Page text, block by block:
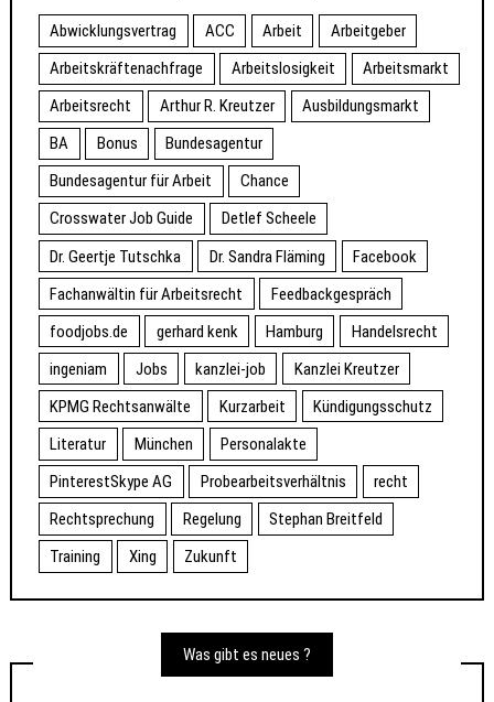
Abwicklungsvertrag ACC Arbeit
Arbeitgeber
Arbeitskräftenachfrage
Arbeitslosigkeit
Arbeitsmarkt
Arbeitsrecht
Arthur R. Kreutzer
Ausbildungsmarkt
BA
Bonus
Bundesagentur
Bundesagentur für Arbeit
Chance
Crosswater Job Guide
Detlef Scheele
Dr. Geertje Tutschka
Dr. Sandra Fläming
Facebook
Fachanwältin für Arbeitsrecht
Feedbackgespräch
foodjobs.de
gerhard kenk Hamburg
Handelsrecht
ingeniam
Jobs kanzlei-job
Kanzlei Kreutzer
KPMG Rechtsanwälte
Kurzarbeit
Kündigungsschutz
Literatur
München
Personalakte
PinterestSkype AG
Probearbeitsverhältnis
recht
Rechtsprechung
Regelung
Stephan Breitfeld
Training
Xing Zukunft
Was gibt es neues ?